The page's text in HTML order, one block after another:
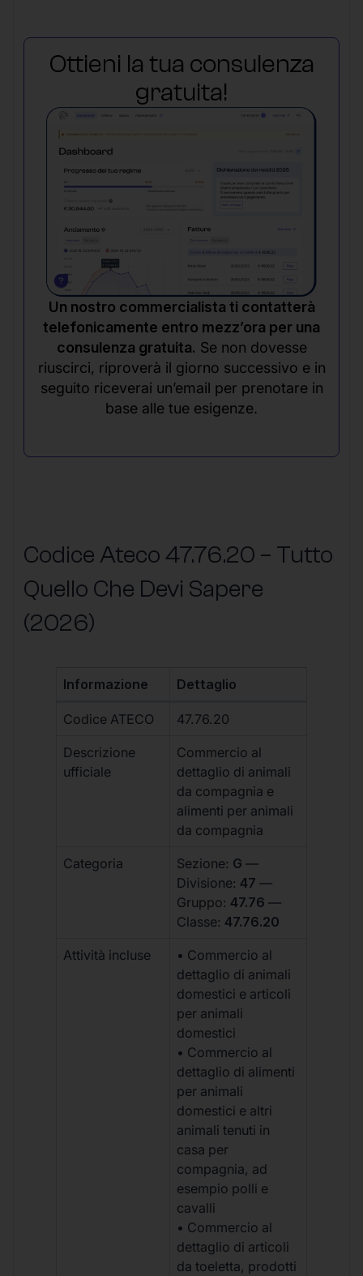
Ottieni la tua consulenza
gratuita!
Un nostro commercialista ti contatterà
telefonicamente entro mezz’ora per una
consulenza gratuita. Se non dovesse
riuscirci, riproverà il giorno successivo e in
seguito riceverai un’email per prenotare in
base alle tue esigenze.
Codice Ateco 47.76.20 – Tutto
Quello Che Devi Sapere
(2026)
Informazione Dettaglio
Codice ATECO 47.76.20
Descrizione
ufficiale
Commercio al
dettaglio di animali
da compagnia e
alimenti per animali
da compagnia
Categoria Sezione: G —
Divisione: 47 —
Gruppo: 47.76 —
Classe: 47.76.20
Attività incluse
• Commercio al
dettaglio di animali
domestici e articoli
per animali
domestici
• Commercio al
dettaglio di alimenti
per animali
domestici e altri
animali tenuti in
casa per
compagnia, ad
esempio polli e
cavalli
• Commercio al
dettaglio di articoli
da toeletta, prodotti